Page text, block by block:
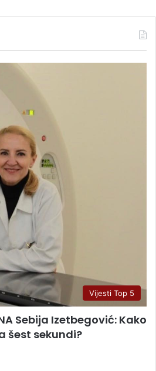
Vijesti Top 5
Sebija Izetbegović: Kako
šest sekundi?